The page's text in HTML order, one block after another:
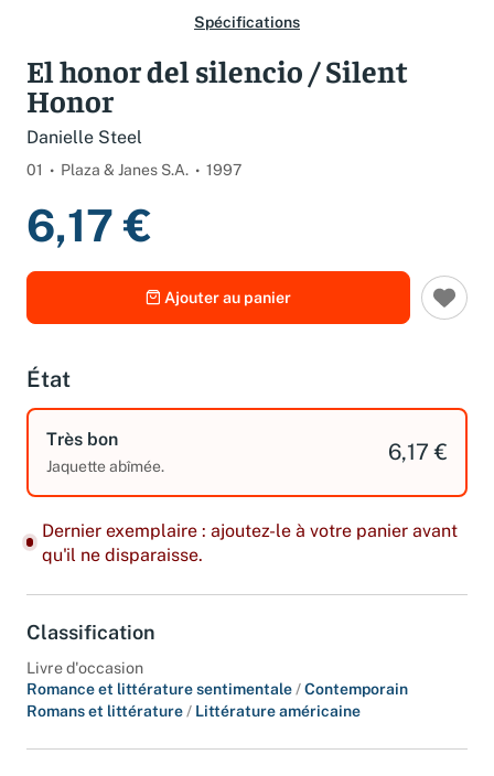
Spécifications
El honor del silencio / Silent
Honor
Danielle Steel
01 Plaza & Janes S.A. 1997
6,17 €
Ajouter au panier
État
Très bon
Jaquette abîmée.
6,17 €
Dernier exemplaire : ajoutez-le à votre panier avant
qu'il ne disparaisse.
Classification
Livre d'occasion
Romance et littérature sentimentale/Contemporain
Romans et littérature/ Littérature américaine